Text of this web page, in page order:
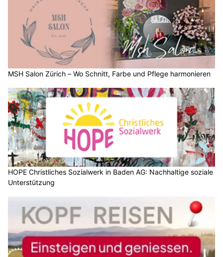
MSH Salon Zürich – Wo Schnitt, Farbe und Pflege harmonieren
HOPE Christliches Sozialwerk in Baden AG: Nachhaltige soziale
Unterstützung